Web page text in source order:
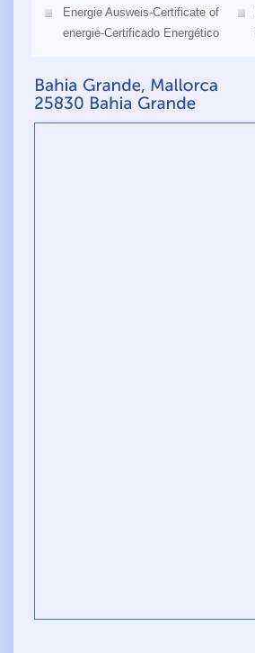
Energie Ausweis-Certificate of
energie-Certificado Energético